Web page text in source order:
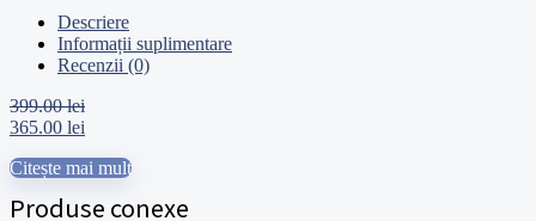
Descriere
Informații suplimentare
Recenzii (0)
399.00lei
Prețul
a
399.00 lei.
365.00 lei
este:
Citește mai mult
Produse conexe